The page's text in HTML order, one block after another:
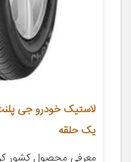
یک حلقه
معرفی محصول کشور